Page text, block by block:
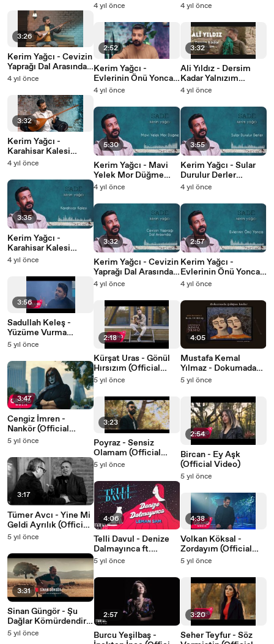
3:26
Kerim Yağcı - Cevizin
Yaprağı Dal Arasında
(Official Video)
4 yıl önce
3:32
Kerim Yağcı -
Karahisar Kalesi
(Official Video)
4 yıl önce
3:35
Kerim Yağcı -
Karahisar Kalesi
(Official Audio)
4 yıl önce
3:56
Sadullah Keleş -
Yüzüme Vurma
(Official Video)
5 yıl önce
3:47
Cengiz İmren -
Nankör (Official
Video)
5 yıl önce
3:17
Tümer Avcı - Yine Mi
Geldi Ayrılık (Official
Video)
5 yıl önce
3:31
Sinan Güngör - Şu
Dağlar Kömürdendir
(Official Video)
5 yıl önce
4 yıl önce
2:52
Kerim Yağcı -
Evlerinin Önü Yonca
(Official Video)
4 yıl önce
5:30
Kerim Yağcı - Mavi
Yelek Mor Düğme
(Official Audio)
4 yıl önce
3:32
Kerim Yağcı - Cevizin
Yaprağı Dal Arasında
(Official Audio)
4 yıl önce
2:18
Kürşat Uras - Gönül
Hırsızım (Official
Video)
5 yıl önce
3:23
Poyraz - Sensiz
Olamam (Official
Video)
5 yıl önce
4:06
Telli Davul - Denize
Dalmayınca ft.
Leman Sam (Official
5 yıl önce
2:57
Burcu Yeşilbaş -
4 yıl önce
3:32
Ali Yıldız - Dersim
Kadar Yalnızım
(Official Video)
4 yıl önce
3:55
Kerim Yağcı - Sular
Durulur Derler
(Official Audio)
4 yıl önce
2:57
Kerim Yağcı -
Evlerinin Önü Yonca
(Official Audio)
4 yıl önce
4:05
Mustafa Kemal
Yılmaz - Dokumada
Çalışan Kızlar
5 yıl önce
2:54
Bircan - Ey Aşk
(Official Video)
5 yıl önce
4:38
Volkan Köksal -
Zordayım (Official
Video)
5 yıl önce
3:20
Seher Teyfur - Söz